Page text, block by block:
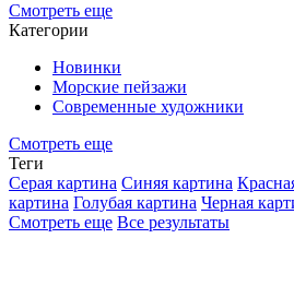
Смотреть еще
Категории
Новинки
Морские пейзажи
Современные художники
Смотреть еще
Теги
Серая картина Синяя картина
картина Голубая картина Черная
Смотреть еще Все результаты